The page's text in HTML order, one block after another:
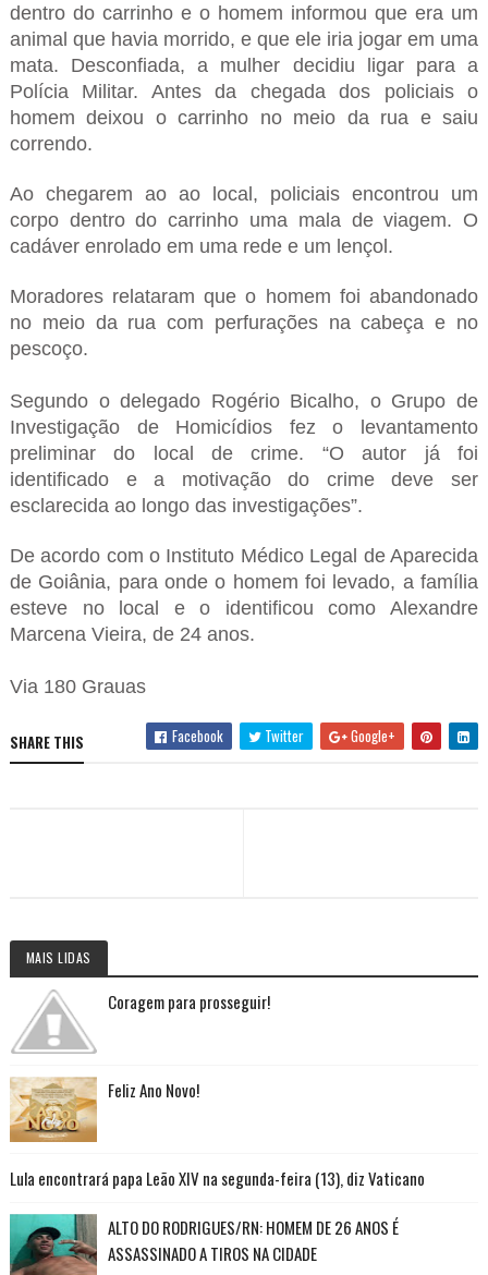
dentro do carrinho e o homem informou que era um
animal que havia morrido, e que ele iria jogar em uma
mata. Desconfiada, a mulher decidiu ligar para a
Polícia Militar. Antes da chegada dos policiais o
homem deixou o carrinho no meio da rua e saiu
correndo.
Ao chegarem ao ao local, policiais encontrou um
corpo dentro do carrinho uma mala de viagem. O
cadáver enrolado em uma rede e um lençol.
Moradores relataram que o homem foi abandonado
no meio da rua com perfurações na cabeça e no
pescoço.
Segundo o delegado Rogério Bicalho, o Grupo de
Investigação de Homicídios fez o levantamento
preliminar do local de crime. “O autor já foi
identificado e a motivação do crime deve ser
esclarecida ao longo das investigações”.
De acordo com o Instituto Médico Legal de Aparecida
de Goiânia, para onde o homem foi levado, a família
esteve no local e o identificou como Alexandre
Marcena Vieira, de 24 anos.
Via 180 Grauas
SHARE THIS Facebook Twitter Google+
MAIS LIDAS
Coragem para prosseguir!
Feliz Ano Novo!
Lula encontrará papa Leão XIV na segunda-feira (13), diz Vaticano
ALTO DO RODRIGUES/RN: HOMEM DE 26 ANOS É
ASSASSINADO A TIROS NA CIDADE